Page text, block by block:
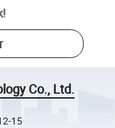
!
Co., Ltd.
15